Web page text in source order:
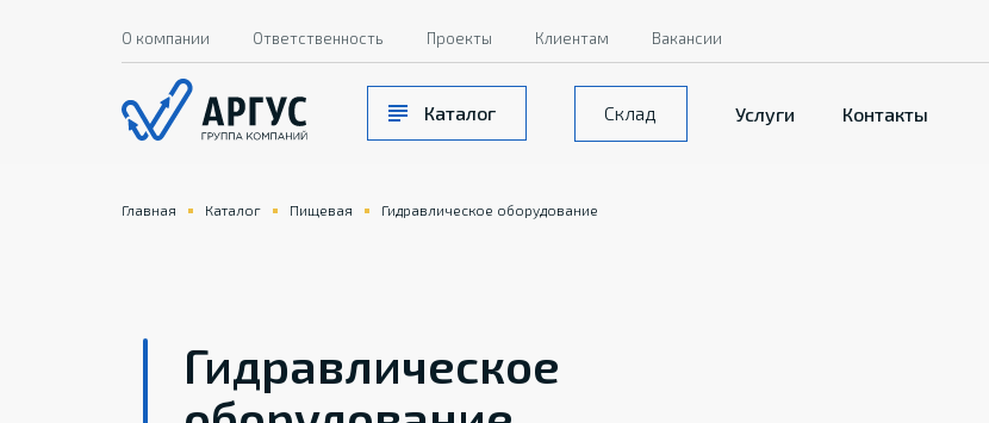
Каталог Склад Услуги Контакты
О компании Ответственность Проекты Клиентам Вакансии
Главная Каталог Пищевая Гидравлическое оборудование
Гидравлическое